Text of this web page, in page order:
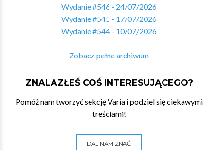
Wydanie #546 - 24/07/2026
Wydanie #545 - 17/07/2026
Wydanie #544 - 10/07/2026
Zobacz pełne archiwum
ZNALAZŁEŚ COŚ INTERESUJĄCEGO?
Pomóż nam tworzyć sekcję Varia i podziel się ciekawymi
treściami!
DAJ NAM ZNAĆ